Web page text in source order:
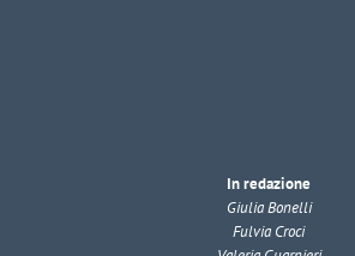
In redazione
Giulia Bonelli
Fulvia Croci